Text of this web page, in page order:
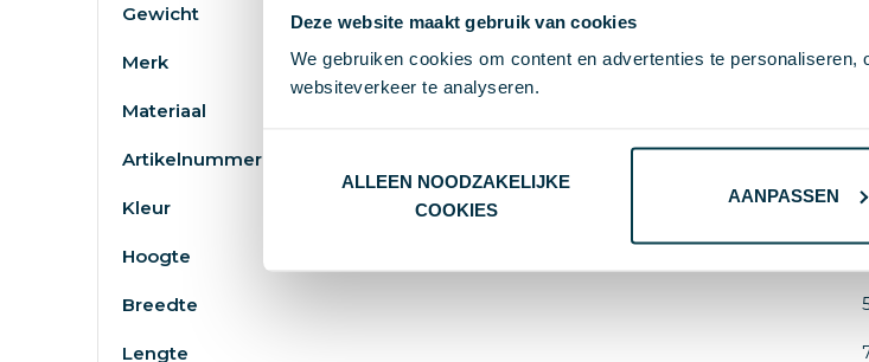
Deze website maakt gebruik van cookies
We gebruiken cookies om content en advertenties te
websiteverkeer te analyseren.
ALLEEN NOODZAKELIJKE
COOKIES
AANPASSEN
Gewicht
Merk
Materiaal
Artikelnummer
Kleur
Hoogte
Breedte
Lengte